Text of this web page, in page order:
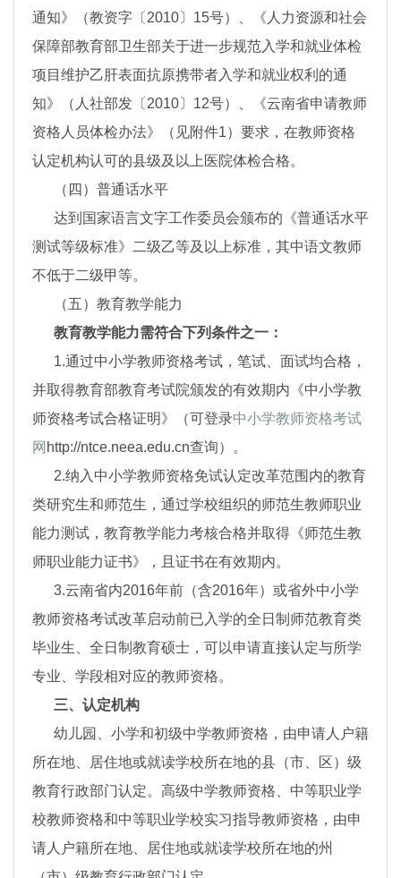
通知》（教资字〔2010〕15号）、《人力资源和社会
保障部教育部卫生部关于进一步规范入学和就业体检
项目维护乙肝表面抗原携带者入学和就业权利的通
知》（人社部发〔2010〕12号）、《云南省申请教师
资格人员体检办法》（见附件1）要求，在教师资格
认定机构认可的县级及以上医院体检合格。
（四）普通话水平
达到国家语言文字工作委员会颁布的《普通话水平
测试等级标准》二级乙等及以上标准，其中语文教师
不低于二级甲等。
（五）教育教学能力
教育教学能力需符合下列条件之一：
1.通过中小学教师资格考试，笔试、面试均合格，
并取得教育部教育考试院颁发的有效期内《中小学教
师资格考试合格证明》（可登录中小学教师资格考试
网 http://ntce.neea.edu.cn查询）。
2.纳入中小学教师资格免试认定改革范围内的教育
类研究生和师范生，通过学校组织的师范生教师职业
能力测试，教育教学能力考核合格并取得《师范生教
师职业能力证书》，且证书在有效期内。
3.云南省内2016年前（含2016年）或省外中小学
教师资格考试改革启动前已入学的全日制师范教育类
毕业生、全日制教育硕士，可以申请直接认定与所学
专业、学段相对应的教师资格。
三、认定机构
幼儿园、小学和初级中学教师资格，由申请人户籍
所在地、居住地或就读学校所在地的县（市、区）级
教育行政部门认定。高级中学教师资格、中等职业学
校教师资格和中等职业学校实习指导教师资格，由申
请人户籍所在地、居住地或就读学校所在地的州